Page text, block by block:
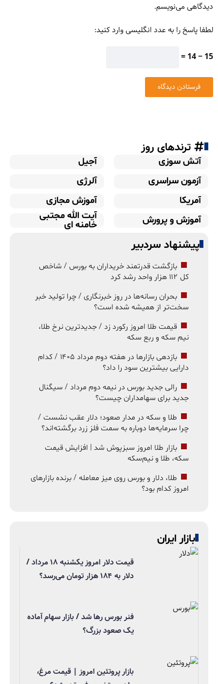
دیدگاهی می‌نویسم.
لطفا پاسخ را به عدد انگلیسی وارد کنید:
15 − 14 =
ترندهای روز
آتش سوزی
آجیل
آزمون سراسری
آلرژی
آمریکا
آموزش مجازی
آموزش و پرورش
آیت الله مجتبی
خامنه ای
پیشنهاد سردبیر
بازگشت قدرتمند خریداران به بورس / شاخص
کل ۱۱۲ هزار واحد رشد کرد
بحران رسانه‌ها در روز خبرنگاری / چرا تولید خبر
سخت‌تر از همیشه شده است؟
قیمت طلا امروز رکورد زد / جدیدترین نرخ طلا،
نیم سکه و ربع سکه
بازدهی بازارها در هفته دوم مرداد ۱۴۰۵ / کدام
دارایی بیشترین سود را داد؟
رالی جدید بورس در نیمه دوم مرداد / سیگنال
جدید برای سهامداران چیست؟
طلا و سکه در مدار صعود؛ دلار عقب نشست /
چرا سرمایه‌ها دوباره به سمت فلز زرد برگشته‌اند؟
بازار طلا امروز سبزپوش شد | افزایش قیمت
سکه، طلا و نیم‌سکه
طلا، دلار و بورس روی میز معامله / برنده بازارهای
امروز کدام بود؟
بازار ایران
قیمت دلار امروز یکشنبه ۱۸ مرداد /
دلار به ۱۸۴ هزار تومان می‌رسد؟
فنر بورس رها شد / بازار سهام آماده
یک صعود بزرگ؟
بازار پروتئین امروز | قیمت مرغ،